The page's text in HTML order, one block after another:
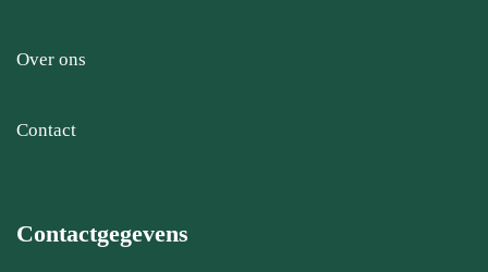
Over ons
Contact
Contactgegevens